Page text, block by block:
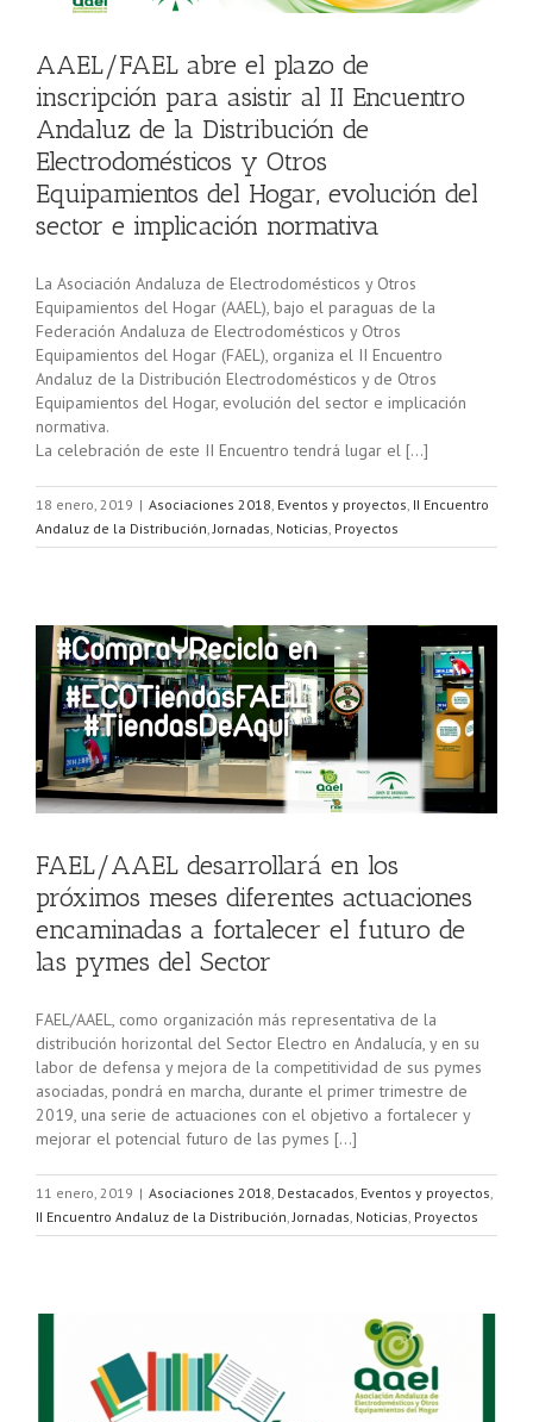
AAEL/FAEL abre el plazo de
inscripción para asistir al II Encuentro
Andaluz de la Distribución de
Electrodomésticos y Otros
Equipamientos del Hogar, evolución del
sector e implicación normativa
La Asociación Andaluza de Electrodomésticos y Otros
Equipamientos del Hogar (AAEL), bajo el paraguas de la
Federación Andaluza de Electrodomésticos y Otros
Equipamientos del Hogar (FAEL), organiza el II Encuentro
Andaluz de la Distribución Electrodomésticos y de Otros
Equipamientos del Hogar, evolución del sector e implicación
normativa.
La celebración de este II Encuentro tendrá lugar el […]
18 enero, 2019 | Asociaciones 2018, Eventos y proyectos, II Encuentro
Andaluz de la Distribución,Jornadas, Noticias, Proyectos
FAEL/AAEL desarrollará en los
próximos meses diferentes actuaciones
encaminadas a fortalecer el futuro de
las pymes del Sector
FAEL/AAEL, como organización más representativa de la
distribución horizontal del Sector Electro en Andalucía, y en su
labor de defensa y mejora de la competitividad de sus pymes
asociadas, pondrá en marcha, durante el primer trimestre de
2019, una serie de actuaciones con el objetivo a fortalecer y
mejorar el potencial futuro de las pymes […]
11 enero, 2019 | Asociaciones 2018 Destacados Eventos y proyectos
II Encuentro Andaluz de la Distribución Jornadas Noticias Proyectos